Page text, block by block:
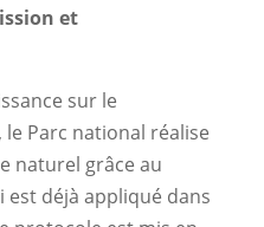
et
sur le
Parc national réalise
naturel grâce au
est déjà appliqué dans